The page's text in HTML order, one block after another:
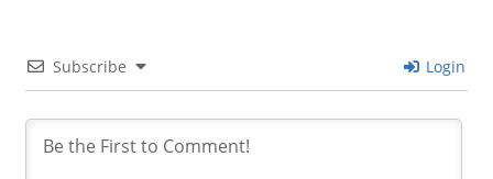
Subscribe Login